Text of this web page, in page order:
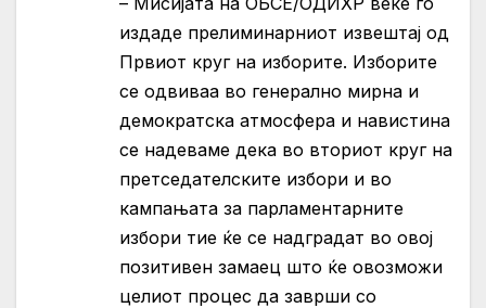
издаде прелиминарниот извештај од
Првиот круг на изборите. Изборите
се одвиваа во генерално мирна и
демократска атмосфера и навистина
се надеваме дека во вториот круг на
претседателските избори и во
кампањата за парламентарните
избори тие ќе се надградат во овој
позитивен замаец што ќе овозможи
целиот процес да заврши со